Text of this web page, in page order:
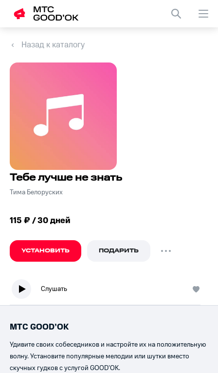
Назад к каталогу
Тебе лучше не знать
Тима Белоруских
115 ₽ / 30 дней
УСТАНОВИТЬ ПОДАРИТЬ
Слушать
МТС GOOD’OK
Удивите своих собеседников и настройте их на положительную
волну. Установите популярные мелодии или шутки вместо
скучных гудков с услугой GOOD’OK.